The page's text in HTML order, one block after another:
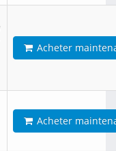
Acheter
Acheter